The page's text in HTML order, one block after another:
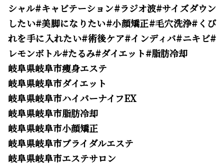
シャル#キャビテーション#ラジオ波#サイズダウン
したい#美脚になりたい#小顔矯正#毛穴洗浄#くび
れを手に入れたい#術後ケア#インディバ#ニキビ#
レモンボトル#たるみ#ダイエット#脂肪冷却
岐阜県岐阜市痩身エステ
岐阜県岐阜市ダイエット
岐阜県岐阜市ハイパーナイフEX
岐阜県岐阜市脂肪冷却
岐阜県岐阜市小顔矯正
岐阜県岐阜市ブライダルエステ
岐阜県岐阜市エステサロン